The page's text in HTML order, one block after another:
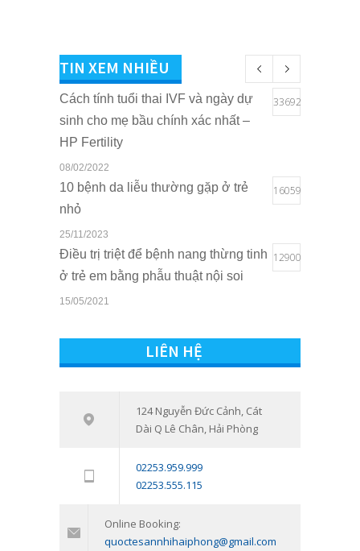
TIN XEM NHIỀU
Cách tính tuổi thai IVF và ngày dự
sinh cho mẹ bầu chính xác nhất –
HP Fertility
33692
08/02/2022
10 bệnh da liễu thường gặp ở trẻ
nhỏ
16059
25/11/2023
Điều trị triệt để bệnh nang thừng tinh
ở trẻ em bằng phẫu thuật nội soi
12900
15/05/2021
BHYT tại Bệnh viện Quốc tế Sản
Nhi Hải Phòng
Tham vấn – Trị liệu tâm lý trẻ em và
trẻ vị thành niên: Đồng hành cùng
tâm lý
LIÊN HỆ
124 Nguyễn Đức Cảnh, Cát
Dài Q Lê Chân, Hải Phòng
02253.959.999
02253.555.115
Online Booking:
quoctesannhihaiphong@gmail.com